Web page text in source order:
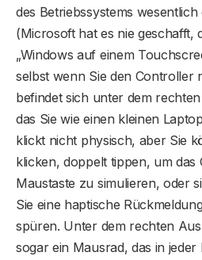
des Betriebssystems
(Microsoft hat es nie geschafft,
„Windows auf einem
selbst wenn Sie den Controller
befindet sich unter dem
das Sie wie einen kleinen
klickt nicht physisch, aber Sie
klicken, doppelt tippen, um das
Maustaste zu simulieren, oder
Sie eine haptische
spüren. Unter dem rechten
sogar ein Mausrad, das in jeder